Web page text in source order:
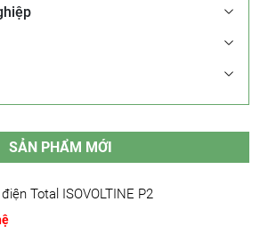
SẢN PHẨM MỚI
Total ISOVOLTINE P2